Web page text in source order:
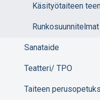
Käsityötaiteen
Sanataide
Teatteri/ TPO
Taiteen